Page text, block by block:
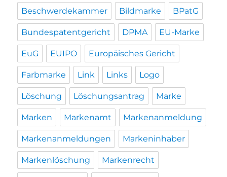
Beschwerdekammer Bildmarke BPatG
Bundespatentgericht DPMA EU-Marke
EuG EUIPO Europäisches Gericht
Farbmarke Link Links Logo
Löschung Löschungsantrag Marke
Marken Markenamt Markenanmeldung
Markenanmeldungen Markeninhaber
Markenlöschung Markenrecht